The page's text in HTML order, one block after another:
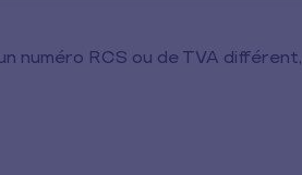
numéro RCS ou de TVA différent,